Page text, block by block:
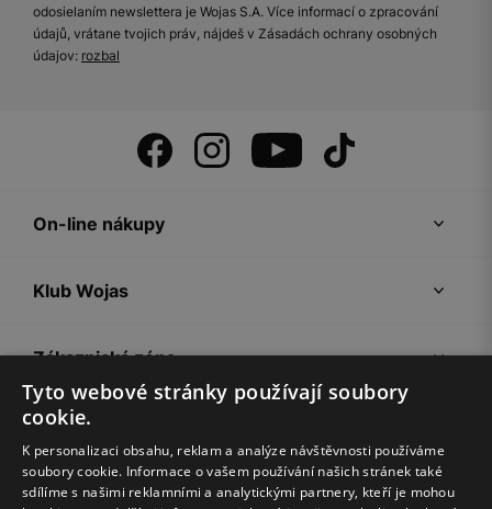
odosielaním newslettera je Wojas S.A. Více informací o zpracování
údajů, vrátane tvojich práv, nájdeš v Zásadách ochrany osobných
údajov: rozbal
On-line nákupy
Klub Wojas
Zákaznická zóna
Společnost Wojas
Rady
Tyto webové stránky používají soubory
cookie.
K personalizaci obsahu, reklam a analýze návštěvnosti používáme
soubory cookie. Informace o vašem používání našich stránek také
sdílíme s našimi reklamními a analytickými partnery, kteří je mohou